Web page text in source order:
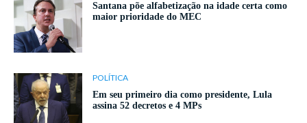
Santana põe alfabetização na idade certa como
maior prioridade do MEC
POLÍTICA
Em seu primeiro dia como presidente, Lula
assina 52 decretos e 4 MPs